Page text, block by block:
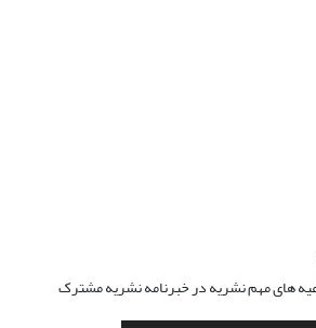
های مهم نشریه در خبرنامه نشریه مشترک